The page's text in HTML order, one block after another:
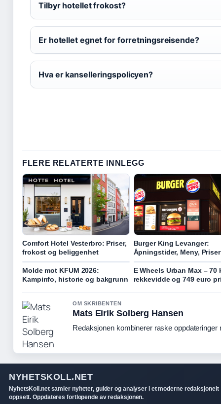
Tilbyr hotellet frokost?
Er hotellet egnet for forretningsreisende?
Hva er kanselleringspolicyen?
FLERE RELATERTE INNLEGG
Comfort Hotel Vesterbro: Priser,
frokost og beliggenhet
Burger King Levanger:
Åpningstider, Meny,
Molde mot KFUM 2026:
Kampinfo, historie og bakgrunn
E Wheels Urban Max – 70
rekkevidde og 749 euro
OM SKRIBENTEN
Mats Eirik Solberg Hansen
Redaksjonen kombinerer raske oppdateringer
NYHETSKOLL.NET
NyhetsKoll.net samler nyheter, guider og analyser i et moderne redaksjonelt
oppsett. Oppdateres fortlopende av redaksjonen.